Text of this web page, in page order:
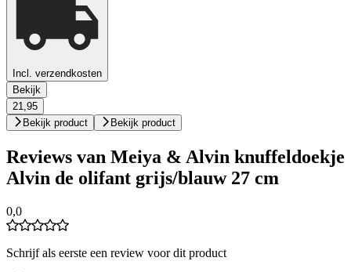
Incl. verzendkosten
Bekijk
21,95
Bekijk product
Bekijk product
Reviews van Meiya & Alvin knuffeldoekje
Alvin de olifant grijs/blauw 27 cm
0,0
Schrijf als eerste een review voor dit product